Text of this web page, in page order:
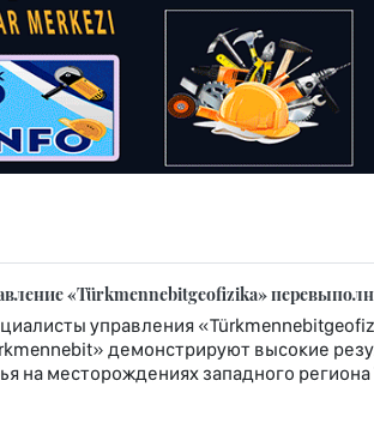
«Türkmennebitgeofizika»
управления
демонстрируют высокие
на месторождениях западного